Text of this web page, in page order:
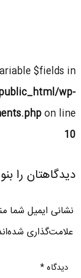
$fields in
wp-
on line
10
دیدگاهتان را
نشانی ایمیل شما
علامت‌گذاری
دیدگاه*